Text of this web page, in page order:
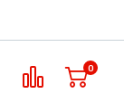
0